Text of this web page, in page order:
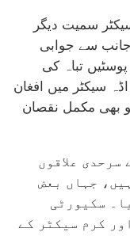
سمیت دیگر
سے جوابی
تباہ کی
سیکٹر میں افغان
بھی مکمل نقصان
علاقوں
جہاں بعض
سکیورٹی
کرم سیکٹر کے